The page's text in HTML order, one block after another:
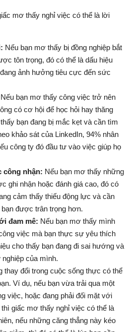
mơ thấy nghỉ việc có thể là lời
Nếu bạn mơ thấy bị đồng nghiệp bắt
tôn trọng, đó có thể là dấu hiệu
ảnh hưởng tiêu cực đến sức
Nếu bạn mơ thấy công việc trở nên
có cơ hội để học hỏi hay thăng
bạn đang bị mắc kẹt và cần tìm
khảo sát của LinkedIn, 94% nhân
công ty đó đầu tư vào việc giúp họ
công nhận: Nếu bạn mơ thấy những
ghi nhận hoặc đánh giá cao, đó có
cảm thấy thiếu động lực và cần
được trân trọng hơn.
đam mê: Nếu bạn mơ thấy mình
việc mà bạn thực sự yêu thích
cho thấy bạn đang đi sai hướng và
của mình.
thay đổi trong cuộc sống thực có thể
Ví dụ, nếu bạn vừa trải qua một
việc, hoặc đang phải đối mặt với
giấc mơ thấy nghỉ việc có thể là
nếu những căng thẳng này kéo